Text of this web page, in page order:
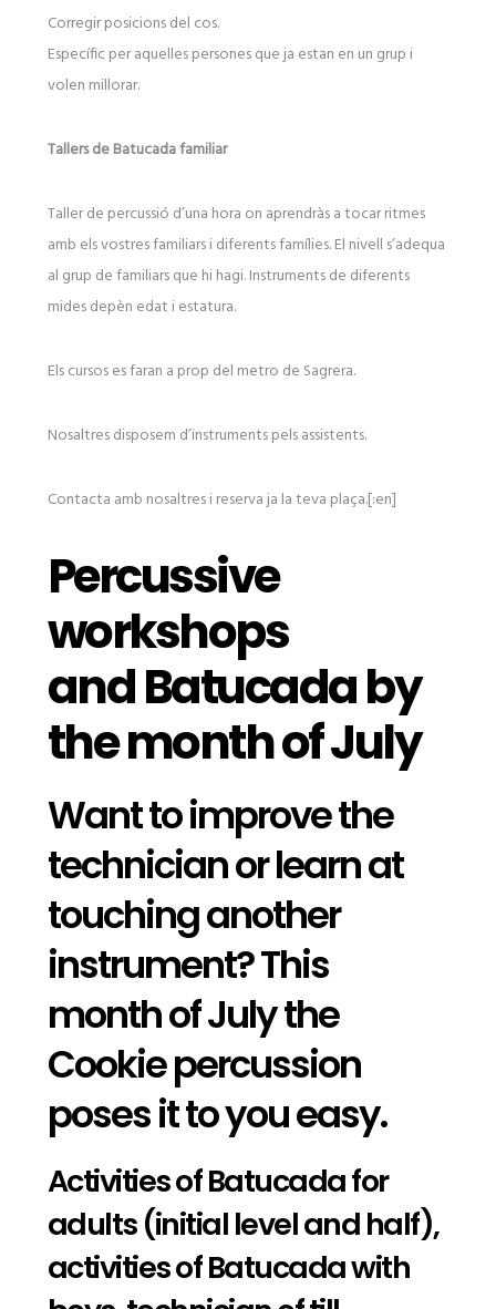
Corregir posicions del cos.
Específic per aquelles persones que ja estan en un grup i
volen millorar.
Tallers de Batucada familiar
Taller de percussió d’una hora on aprendràs a tocar ritmes
amb els vostres familiars i diferents famílies. El nivell s’adequa
al grup de familiars que hi hagi. Instruments de diferents
mides depèn edat i estatura.
Els cursos es faran a prop del metro de Sagrera.
Nosaltres disposem d’instruments pels assistents.
Contacta amb nosaltres i reserva ja la teva plaça.[:en]
Percussive
workshops
and Batucada by
the month of July
Want to improve the
technician or learn at
touching another
instrument? This
month of July the
Cookie percussion
poses it to you easy.
Activities of Batucada for
adults (initial level and half),
activities of Batucada with